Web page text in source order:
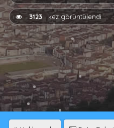
3123kez görüntülendi